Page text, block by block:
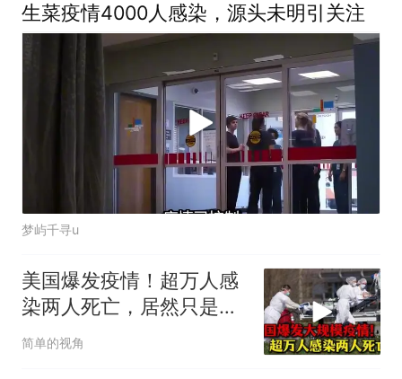
生菜疫情4000人感染，源头未明引关注
梦屿千寻u
美国爆发疫情！超万人感
染两人死亡，居然只是常
见寄生虫病！
简单的视角